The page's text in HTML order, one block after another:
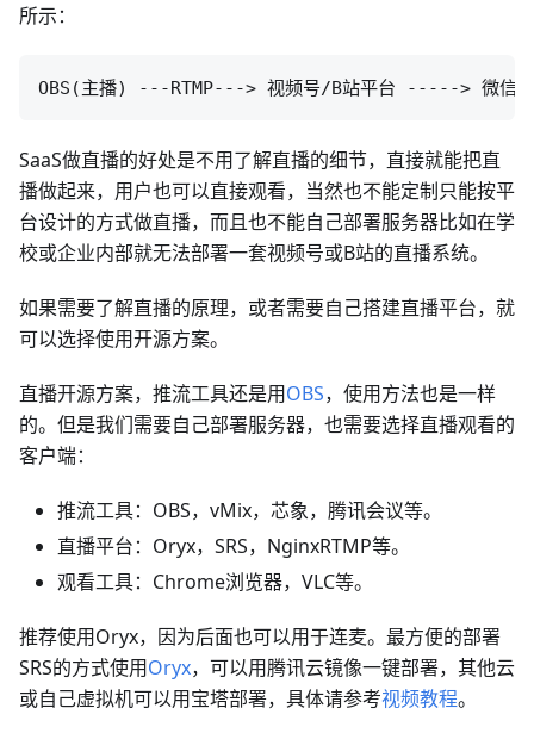
所示：
SaaS做直播的好处是不用了解直播的细节，直接就能把直
播做起来，用户也可以直接观看，当然也不能定制只能按平
台设计的方式做直播，而且也不能自己部署服务器比如在学
校或企业内部就无法部署一套视频号或B站的直播系统。
如果需要了解直播的原理，或者需要自己搭建直播平台，就
可以选择使用开源方案。
直播开源方案，推流工具还是用OBS，使用方法也是一样
的。但是我们需要自己部署服务器，也需要选择直播观看的
客户端：
推流工具：OBS，vMix，芯象，腾讯会议等。
直播平台：Oryx，SRS，NginxRTMP等。
观看工具：Chrome浏览器，VLC等。
推荐使用Oryx，因为后面也可以用于连麦。最方便的部署
SRS的方式使用Oryx，可以用腾讯云镜像一键部署，其他云
或自己虚拟机可以用宝塔部署，具体请参考视频教程。